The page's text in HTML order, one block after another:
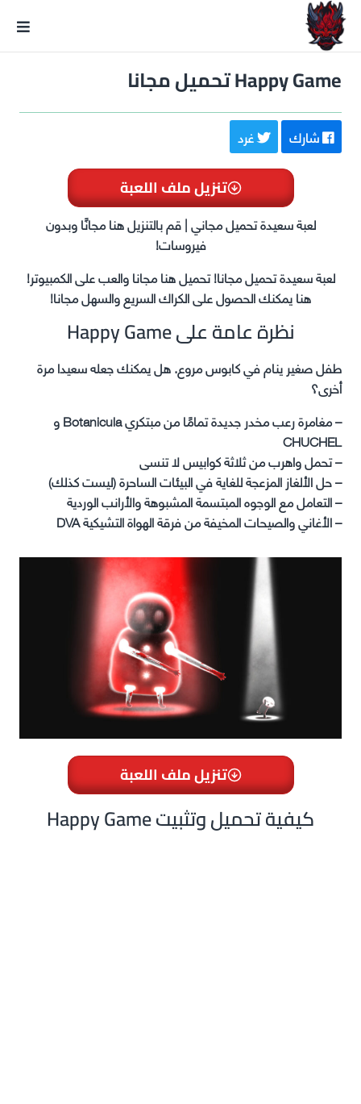
Happy Game تحميل مجانا
شارك غرد
تنزيل ملف اللعبة
لعبة سعيدة تحميل مجاني | قم بالتنزيل هنا مجانًا وبدون
فيروسات!
لعبة سعيدة تحميل مجانا! تحميل هنا مجانا والعب على الكمبيوتر!
هنا يمكنك الحصول على الكراك السريع والسهل مجانا!
نظرة عامة على Happy Game
طفل صغير ينام في كابوس مروع. هل يمكنك جعله سعيدا مرة
أخرى؟
– مغامرة رعب مخدر جديدة تمامًا من مبتكري Botanicula و
CHUCHEL
– تحمل واهرب من ثلاثة كوابيس لا تنسى
– حل الألغاز المزعجة للغاية في البيئات الساحرة (ليست كذلك)
– التعامل مع الوجوه المبتسمة المشبوهة والأرانب الوردية
– الأغاني والصيحات المخيفة من فرقة الهواة التشيكية DVA
تنزيل ملف اللعبة
Happy Game كيفية تحميل وتثبيت